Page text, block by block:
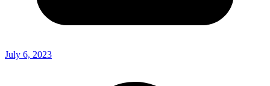
July 6, 2023